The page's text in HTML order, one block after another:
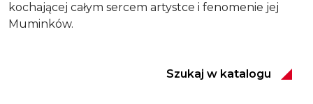
kochającej całym sercem artystce i fenomenie jej
Muminków.
Szukaj w katalogu